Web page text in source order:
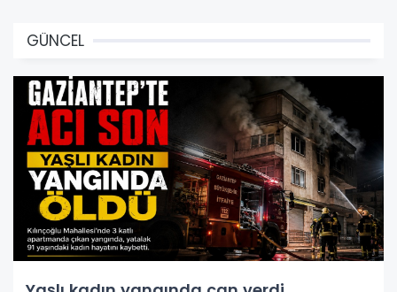
GÜNCEL